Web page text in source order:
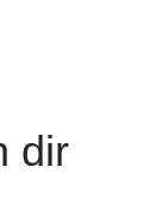
dir